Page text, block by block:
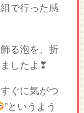
で行った感
る泡を、折
したよ❣
ぐに気がつ
”というよう